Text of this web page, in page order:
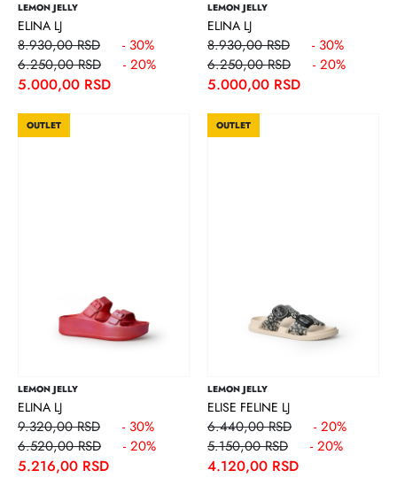
LEMON JELLY
ELINA LJ
8.930,00 RSD
- 30%
6.250,00 RSD
- 20%
5.000,00 RSD
LEMON JELLY
ELINA LJ
8.930,00 RSD
- 30%
6.250,00 RSD
- 20%
5.000,00 RSD
OUTLET
LEMON JELLY
ELINA LJ
9.320,00 RSD
- 30%
6.520,00 RSD
- 20%
5.216,00 RSD
OUTLET
LEMON JELLY
ELISE FELINE LJ
6.440,00 RSD
- 20%
5.150,00 RSD
- 20%
4.120,00 RSD